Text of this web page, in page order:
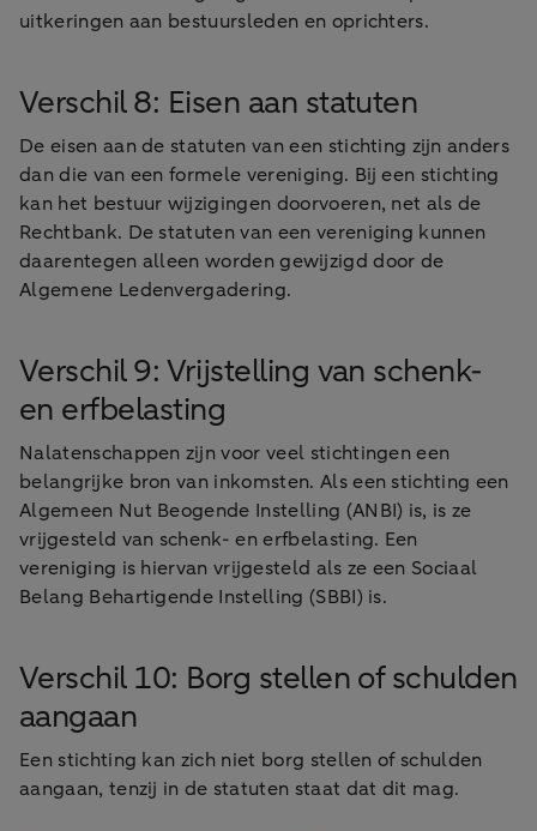
uitkeringen aan bestuursleden en oprichters.
Verschil 8: Eisen aan statuten
De eisen aan de statuten van een stichting zijn anders
dan die van een formele vereniging. Bij een stichting
kan het bestuur wijzigingen doorvoeren, net als de
Rechtbank. De statuten van een vereniging kunnen
daarentegen alleen worden gewijzigd door de
Algemene Ledenvergadering.
Verschil 9: Vrijstelling van schenk-
en erfbelasting
Nalatenschappen zijn voor veel stichtingen een
belangrijke bron van inkomsten. Als een stichting een
Algemeen Nut Beogende Instelling (ANBI) is, is ze
vrijgesteld van schenk- en erfbelasting. Een
vereniging is hiervan vrijgesteld als ze een Sociaal
Belang Behartigende Instelling (SBBI) is.
Verschil 10: Borg stellen of schulden
aangaan
Een stichting kan zich niet borg stellen of schulden
aangaan, tenzij in de statuten staat dat dit mag.